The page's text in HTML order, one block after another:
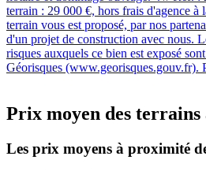
terrain : 29 000 €, hors frais d'agence à
terrain vous est proposé, par nos
d'un projet de construction avec nous.
risques auxquels ce bien est exposé
Géorisques (www.georisques.gouv.fr).
Prix moyen des terrains
Les prix moyens à proximité